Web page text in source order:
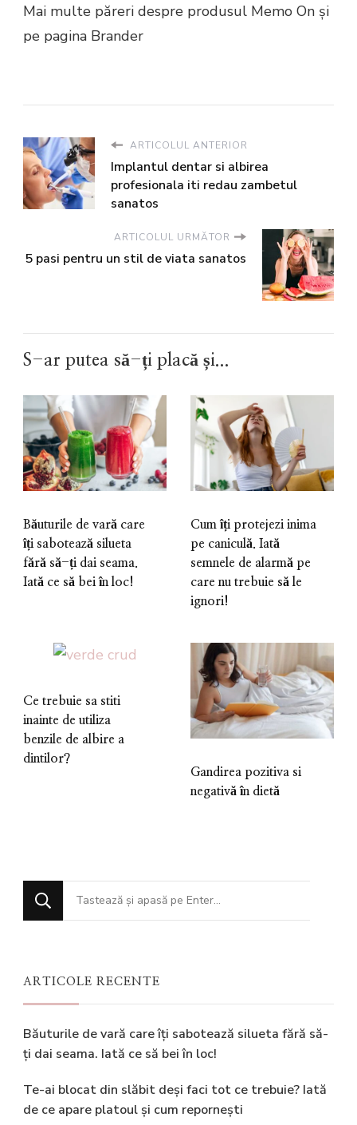
Mai multe păreri despre produsul Memo On și
pe pagina Brander
ARTICOLUL ANTERIOR
Implantul dentar si albirea
profesionala iti redau zambetul
sanatos
ARTICOLUL URMĂTOR
5 pasi pentru un stil de viata sanatos
S-ar putea să-ți placă și...
Băuturile de vară care
îți sabotează silueta
fără să-ți dai seama.
Iată ce să bei în loc!
Cum îți protejezi inima
pe caniculă. Iată
semnele de alarmă pe
care nu trebuie să le
ignori!
Ce trebuie sa stiti
inainte de utiliza
benzile de albire a
dintilor?
Gandirea pozitiva si
negativă în dietă
Cauți
ceva?
ARTICOLE RECENTE
Băuturile de vară care îți sabotează silueta fără să-
ți dai seama. Iată ce să bei în loc!
Te-ai blocat din slăbit deși faci tot ce trebuie? Iată
de ce apare platoul și cum repornești